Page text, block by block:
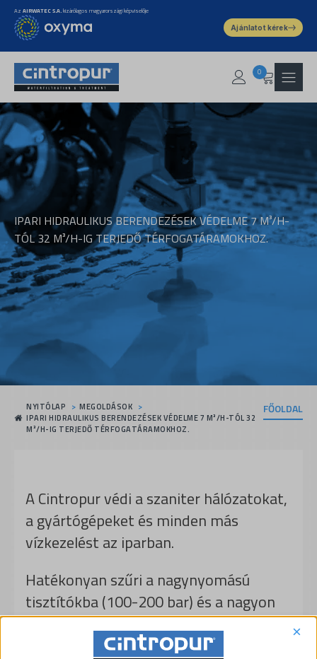
Az AIRWATEC S.A.kizárólagos magyarországi képviselője
Ajánlatot kérek
0
IPARI HIDRAULIKUS BERENDEZÉSEK VÉDELME 7 M³/H-
TÓL 32 M³/H-IG TERJEDŐ TÉRFOGATÁRAMOKHOZ.
NYITÓLAP
MEGOLDÁSOK
IPARI HIDRAULIKUS BERENDEZÉSEK VÉDELME 7 M³/H-TÓL 32
M³/H-IG TERJEDŐ TÉRFOGATÁRAMOKHOZ.
FŐOLDAL
A Cintropur védi a szaniter hálózatokat,
a gyártógépeket és minden más
vízkezelést az iparban.
Hatékonyan szűri a nagynyomású
tisztítókba (100-200 bar) és a nagyon
magas nyomású szivattyúkba (1500-
2500 bar) szállított vizet.
×